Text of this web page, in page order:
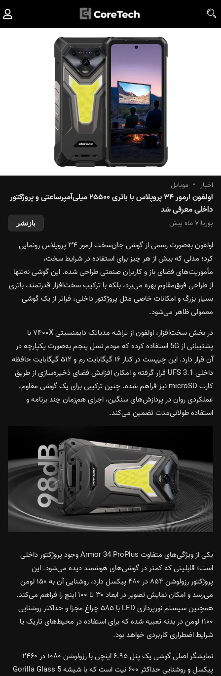
اخبار • موبایل
اولفون ارمور ۳۴ پروپلاس با باتری ۲۵۵۰۰ میلی‌آمپرساعتی و پروژکتور
داخلی معرفی شد
پوریا|۷ ماه پیش بازنشر
اولفون به‌صورت رسمی از گوشی جان‌سخت ارمور ۳۴ پروپلاس رونمایی
کرد؛ مدلی که بیش از هر چیز برای استفاده در شرایط سخت،
مأموریت‌های فضای باز و کاربران صنعتی طراحی شده. این گوشی نه‌تنها
از طراحی فوق‌مقاوم بهره می‌برد، بلکه با ترکیب سخت‌افزار قدرتمند، باتری
بسیار بزرگ و امکانات خاصی مثل پروژکتور داخلی، فراتر از یک گوشی
معمولی ظاهر می‌شود.
در بخش سخت‌افزار، اولفون از تراشه مدیاتک دایمنسیتی ۷۴۰۰X با
پشتیبانی از 5G استفاده کرده که مودم نسل پنجم به‌صورت یکپارچه در
آن قرار دارد. این چیپست در کنار ۱۶ گیگابایت رم و ۵۱۲ گیگابایت حافظه
داخلی UFS 3.1 قرار گرفته و امکان افزایش فضای ذخیره‌سازی از طریق
کارت microSD نیز فراهم شده. چنین ترکیبی برای یک گوشی مقاوم،
عملکردی روان در پردازش‌های سنگین، اجرای هم‌زمان چند برنامه و
استفاده طولانی‌مدت تضمین می‌کند.
یکی از ویژگی‌های متفاوت Armor 34 ProPlus وجود پروژکتور داخلی
است؛ قابلیتی که کمتر در گوشی‌های هوشمند دیده می‌شود. این
پروژکتور رزولوشن ۸۵۴ در ۴۸۰ پیکسل دارد، روشنایی آن به ۱۵۰ لومن
می‌رسد و امکان نمایش تصویر در ابعاد ۳۰ تا ۱۰۰ اینچ را فراهم می‌کند.
همچنین سیستم نورپردازی LED با ۵۸۵ چراغ مجزا و حداکثر روشنایی
۱۱۰۰ لومن در بدنه تعبیه شده که برای استفاده در محیط‌های تاریک یا
شرایط اضطراری کاربردی خواهد بود.
نمایشگر اصلی گوشی یک پنل ۶.۹۵ اینچی با رزولوشن ۱۰۸۰ در ۲۴۶۰
پیکسل و روشنایی حداکثر ۶۰۰ نیت است که با شیشه Gorilla Glass 5